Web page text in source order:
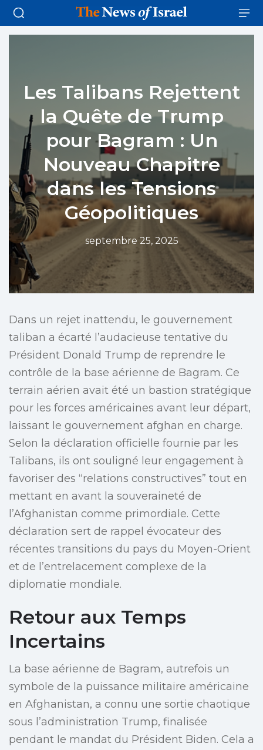
Les Talibans Rejettent
la Quête de Trump
pour Bagram : Un
Nouveau Chapitre
dans les Tensions
Géopolitiques
septembre 25, 2025
Dans un rejet inattendu, le gouvernement
taliban a écarté l’audacieuse tentative du
Président Donald Trump de reprendre le
contrôle de la base aérienne de Bagram. Ce
terrain aérien avait été un bastion stratégique
pour les forces américaines avant leur départ,
laissant le gouvernement afghan en charge.
Selon la déclaration officielle fournie par les
Talibans, ils ont souligné leur engagement à
favoriser des “relations constructives” tout en
mettant en avant la souveraineté de
l’Afghanistan comme primordiale. Cette
déclaration sert de rappel évocateur des
récentes transitions du pays du Moyen-Orient
et de l’entrelacement complexe de la
diplomatie mondiale.
Retour aux Temps
Incertains
La base aérienne de Bagram, autrefois un
symbole de la puissance militaire américaine
en Afghanistan, a connu une sortie chaotique
sous l’administration Trump, finalisée
pendant le mandat du Président Biden. Cela a